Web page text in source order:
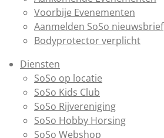
Voorbije Evenementen
Aanmelden SoSo nieuwsbrief
Bodyprotector verplicht
Diensten
SoSo op locatie
SoSo Kids Club
SoSo Rijvereniging
SoSo Hobby Horsing
SoSo Webshop